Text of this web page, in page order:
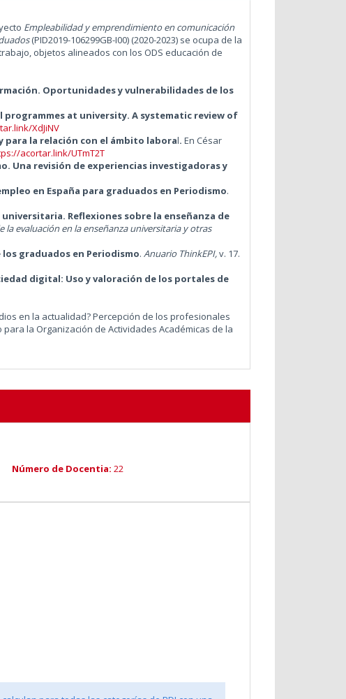
Empleabilidad y emprendimiento en comunicación
(PID2019-106299GB-I00) (2020-2023) se ocupa de la
objetos alineados con los ODS educación de
Oportunidades y vulnerabilidades de los
at university. A systematic review of
XdJiNV
la relación con el ámbito laboral. En César
acortar.link/UTmT2T
Una revisión de experiencias investigadoras y
en España para graduados en Periodismo.
Reflexiones sobre la enseñanza de
la evaluación en la enseñanza universitaria y otras
graduados en Periodismo. Anuario ThinkEPI,v. 17.
digital: Uso y valoración de los portales de
en la actualidad? Percepción de los profesionales
la Organización de Actividades Académicas de la
Número de Docentia: 22